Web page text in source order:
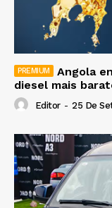
Angola
diesel mais
Editor - 25 De